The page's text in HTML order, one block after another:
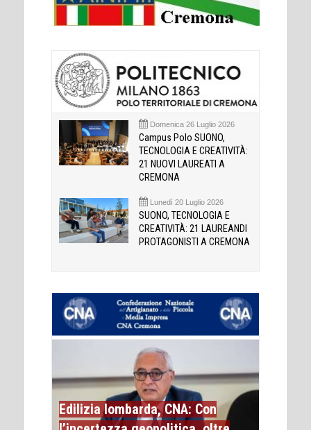
Domenica 26 Luglio 2026
Campus Polo SUONO,
TECNOLOGIA E CREATIVITÀ:
21 NUOVI LAUREATI A
CREMONA
Lunedì 20 Luglio 2026
SUONO, TECNOLOGIA E
CREATIVITÀ: 21 LAUREANDI
PROTAGONISTI A CREMONA
Edilizia lombarda, CNA: Con